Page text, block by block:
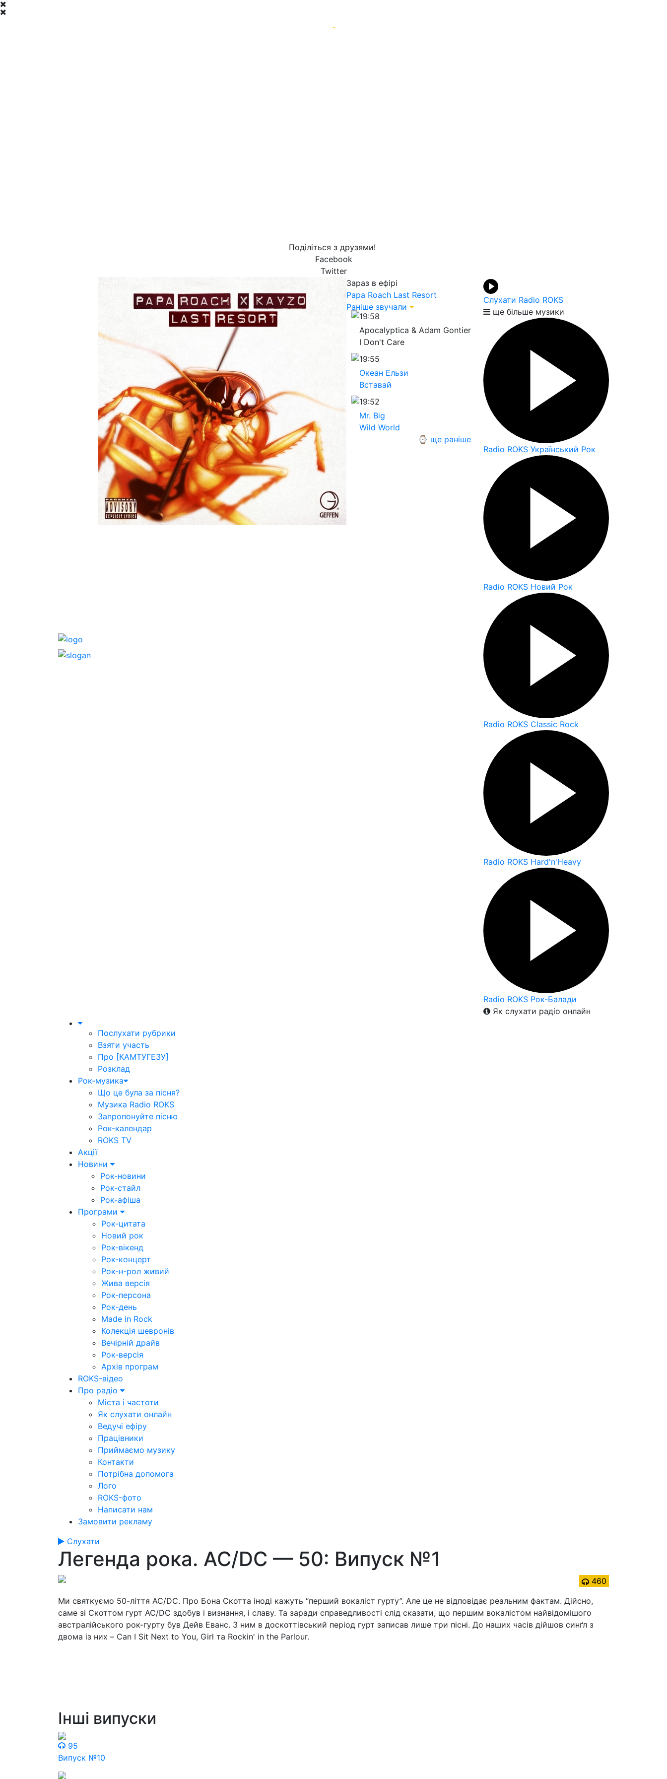
-
Поділіться з друзями!
Facebook
Twitter
Зараз в ефірі
Papa Roach Last Resort
Раніше звучали
19:58
Apocalyptica & Adam Gontier
I Don't Care
19:55
Океан Ельзи
Вставай
19:52
Mr. Big
Wild World
⌚ ще раніше
Слухати Radio ROKS
ще більше музики
Radio ROKS Український Рок
Radio ROKS Новий Рок
Radio ROKS Classic Rock
Radio ROKS Hard'n'Heavy
Radio ROKS Рок-Балади
Як слухати радіо онлайн
Послухати рубрики
Взяти участь
Про [КАМТУГЕЗУ]
Розклад
Рок-музика
Що це була за пісня?
Музика Radio ROKS
Запропонуйте пісню
Рок-календар
ROKS TV
Акції
Новини
Рок-новини
Рок-стайл
Рок-афіша
Програми
Рок-цитата
Новий рок
Рок-вікенд
Рок-концерт
Рок-н-рол живий
Жива версія
Рок-персона
Рок-день
Made in Rock
Колекція шевронів
Вечірній драйв
Рок-версія
Архів програм
ROKS-відео
Про радіо
Міста і частоти
Як слухати онлайн
Ведучі ефіру
Працівники
Приймаємо музику
Контакти
Потрібна допомога
Лого
ROKS-фото
Написати нам
Замовити рекламу
Слухати
Легенда рока. AC/DC — 50: Випуск №1
460
Ми святкуємо 50-ліття AC/DC. Про Бона Скотта іноді кажуть “перший вокаліст гурту”. Але це не відповідає реальним фактам. Дійсно,
саме зі Скоттом гурт AC/DC здобув і визнання, і славу. Та заради справедливості слід сказати, що першим вокалістом найвідомішого
австралійського рок-гурту був Дейв Еванс. З ним в доскоттівський період гурт записав лише три пісні. До наших часів дійшов синґл з
двома із них – Can I Sit Next to You, Girl та Rockin' in the Parlour.
Інші випуски
95
Випуск №10